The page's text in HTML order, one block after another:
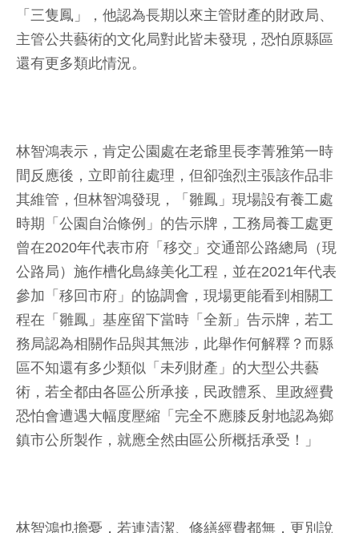
「三隻鳳」，他認為長期以來主管財產的財政局、
主管公共藝術的文化局對此皆未發現，恐怕原縣區
還有更多類此情況。
林智鴻表示，肯定公園處在老爺里長李菁雅第一時
間反應後，立即前往處理，但卻強烈主張該作品非
其維管，但林智鴻發現，「雛鳳」現場設有養工處
時期「公園自治條例」的告示牌，工務局養工處更
曾在2020年代表市府「移交」交通部公路總局（現
公路局）施作槽化島綠美化工程，並在2021年代表
參加「移回市府」的協調會，現場更能看到相關工
程在「雛鳳」基座留下當時「全新」告示牌，若工
務局認為相關作品與其無涉，此舉作何解釋？而縣
區不知還有多少類似「未列財產」的大型公共藝
術，若全都由各區公所承接，民政體系、里政經費
恐怕會遭遇大幅度壓縮「完全不應膝反射地認為鄉
鎮市公所製作，就應全然由區公所概括承受！」
林智鴻也擔憂，若連清潔、修繕經費都無，更別說